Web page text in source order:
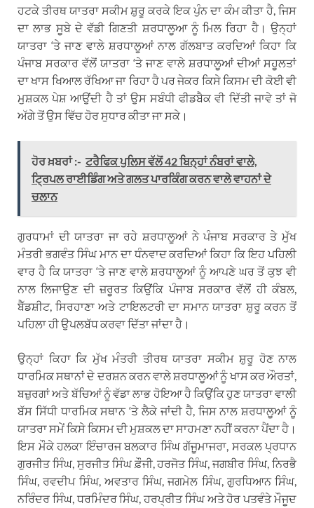
ਹਟਕੇ ਤੀਰਥ ਯਾਤਰਾ ਸਕੀਮ ਸ਼ੁਰੂ ਕਰਕੇ ਇਕ ਪੁੰਨ ਦਾ ਕੰਮ ਕੀਤਾ ਹੈ, ਜਿਸ
ਦਾ ਲਾਭ ਸੂਬੇ ਦੇ ਵੱਡੀ ਗਿਣਤੀ ਸ਼ਰਧਾਲੂਆ ਨੂੰ ਮਿਲ ਰਿਹਾ ਹੈ। ਉਨ੍ਹਾਂ
ਯਾਤਰਾ ‘ਤੇ ਜਾਣ ਵਾਲੇ ਸ਼ਰਧਾਲੂਆਂ ਨਾਲ ਗੱਲਬਾਤ ਕਰਦਿਆਂ ਕਿਹਾ ਕਿ
ਪੰਜਾਬ ਸਰਕਾਰ ਵੱਲੋਂ ਯਾਤਰਾ ‘ਤੇ ਜਾਣ ਵਾਲੇ ਸ਼ਰਧਾਲੂਆਂ ਦੀਆਂ ਸਹੂਲਤਾਂ
ਦਾ ਖਾਸ ਖਿਆਲ ਰੱਖਿਆ ਜਾ ਰਿਹਾ ਹੈ ਪਰ ਜੇਕਰ ਕਿਸੇ ਕਿਸਮ ਦੀ ਕੋਈ ਵੀ
ਮੁਸ਼ਕਲ ਪੇਸ਼ ਆਉਂਦੀ ਹੈ ਤਾਂ ਉਸ ਸਬੰਧੀ ਫੀਡਬੈਕ ਵੀ ਦਿੱਤੀ ਜਾਵੇ ਤਾਂ ਜੋ
ਅੱਗੇ ਤੋਂ ਉਸ ਵਿੱਚ ਹੋਰ ਸੁਧਾਰ ਕੀਤਾ ਜਾ ਸਕੇ।
ਹੋਰ ਖ਼ਬਰਾਂ :- ਟਰੈਫਿਕ ਪੁਲਿਸ ਵੱਲੋਂ 42 ਬਿਨ੍ਹਾਂ ਨੰਬਰਾਂ ਵਾਲੇ,
ਟ੍ਰਿਪਲ ਰਾਈਡਿੰਗ ਅਤੇ ਗਲਤ ਪਾਰਕਿੰਗ ਕਰਨ ਵਾਲੇ ਵਾਹਨਾਂ ਦੇ
ਚਲਾਨ
ਗੁਰਧਾਮਾਂ ਦੀ ਯਾਤਰਾ ਜਾ ਰਹੇ ਸ਼ਰਧਾਲੂਆਂ ਨੇ ਪੰਜਾਬ ਸਰਕਾਰ ਤੇ ਮੁੱਖ
ਮੰਤਰੀ ਭਗਵੰਤ ਸਿੰਘ ਮਾਨ ਦਾ ਧੰਨਵਾਦ ਕਰਦਿਆਂ ਕਿਹਾ ਕਿ ਇਹ ਪਹਿਲੀ
ਵਾਰ ਹੈ ਕਿ ਯਾਤਰਾ ‘ਤੇ ਜਾਣ ਵਾਲੇ ਸ਼ਰਧਾਲੂਆਂ ਨੂੰ ਆਪਣੇ ਘਰ ਤੋਂ ਕੁਝ ਵੀ
ਨਾਲ ਲਿਜਾਉਣ ਦੀ ਜ਼ਰੂਰਤ ਕਿਉਂਕਿ ਪੰਜਾਬ ਸਰਕਾਰ ਵੱਲੋਂ ਹੀ ਕੰਬਲ,
ਬੈੱਡਸ਼ੀਟ, ਸਿਰਹਾਣਾ ਅਤੇ ਟਾਇਲਟਰੀ ਦਾ ਸਮਾਨ ਯਾਤਰਾ ਸ਼ੁਰੂ ਕਰਨ ਤੋਂ
ਪਹਿਲਾ ਹੀ ਉਪਲਬੱਧ ਕਰਵਾ ਦਿੱਤਾ ਜਾਂਦਾ ਹੈ।
ਉਨ੍ਹਾਂ ਕਿਹਾ ਕਿ ਮੁੱਖ ਮੰਤਰੀ ਤੀਰਥ ਯਾਤਰਾ ਸਕੀਮ ਸ਼ੁਰੂ ਹੋਣ ਨਾਲ
ਧਾਰਮਿਕ ਸਥਾਨਾਂ ਦੇ ਦਰਸ਼ਨ ਕਰਨ ਵਾਲੇ ਸ਼ਰਧਾਲੂਆਂ ਨੂੰ ਖਾਸ ਕਰ ਔਰਤਾਂ,
ਬਜ਼ੁਰਗਾਂ ਅਤੇ ਬੱਚਿਆਂ ਨੂੰ ਵੱਡਾ ਲਾਭ ਹੋਇਆ ਹੈ ਕਿਉਂਕਿ ਹੁਣ ਯਾਤਰਾ ਵਾਲੀ
ਬੱਸ ਸਿੱਧੀ ਧਾਰਮਿਕ ਸਥਾਨ ‘ਤੇ ਲੈਕੇ ਜਾਂਦੀ ਹੈ, ਜਿਸ ਨਾਲ ਸ਼ਰਧਾਲੂਆਂ ਨੂੰ
ਯਾਤਰਾ ਸਮੇਂ ਕਿਸੇ ਕਿਸਮ ਦੀ ਮੁਸ਼ਕਲ ਦਾ ਸਾਹਮਣਾ ਨਹੀਂ ਕਰਨਾ ਪੈਂਦਾ ਹੈ।
ਇਸ ਮੌਕੇ ਹਲਕਾ ਇੰਚਾਰਜ ਬਲਕਾਰ ਸਿੰਘ ਗੱਜੂਮਾਜਰਾ, ਸਰਕਲ ਪ੍ਰਧਾਨ
ਗੁਰਜੀਤ ਸਿੰਘ, ਸੁਰਜੀਤ ਸਿੰਘ ਫ਼ੌਜੀ, ਹਰਜੋਤ ਸਿੰਘ, ਜਗਬੀਰ ਸਿੰਘ, ਨਿਰਭੈ
ਸਿੰਘ, ਰਵਦੀਪ ਸਿੰਘ, ਅਵਤਾਰ ਸਿੰਘ, ਜਗਮੇਲ ਸਿੰਘ, ਗੁਰਧਿਆਨ ਸਿੰਘ,
ਨਰਿੰਦਰ ਸਿੰਘ, ਧਰਮਿੰਦਰ ਸਿੰਘ, ਹਰਪ੍ਰੀਤ ਸਿੰਘ ਅਤੇ ਹੋਰ ਪਤਵੰਤੇ ਮੌਜੂਦ